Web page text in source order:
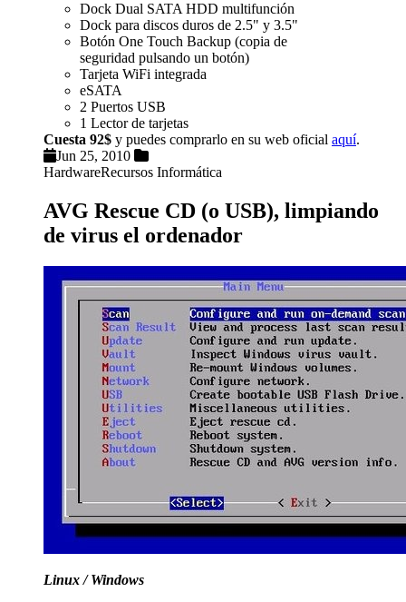
Dock Dual SATA HDD multifunción
Dock para discos duros de 2.5" y 3.5"
Botón One Touch Backup (copia de
seguridad pulsando un botón)
Tarjeta WiFi integrada
eSATA
2 Puertos USB
1 Lector de tarjetas
Cuesta 92$ y puedes comprarlo en su web oficial aquí.
Jun 25, 2010
HardwareRecursos Informática
AVG Rescue CD (o USB), limpiando
de virus el ordenador
Linux / Windows